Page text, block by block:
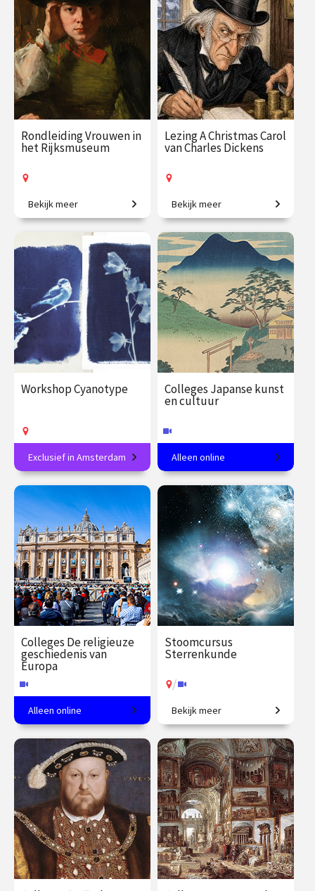
€ 195.00
vanaf 22
sep.
/ Op locatie of online
€ 35.00
vanaf 30
okt.
Online
Rondleiding Vrouwen in
het Rijksmuseum
Van legendarische heldinnen
tot regentessen.
vanaf 19
aug.
Op locatie
Bekijk meer
Lezing A Christmas Carol
van Charles Dickens
Het bekende kerstverhaal
van Charles Dickens.
€ 19.00 / €
23.50
vanaf 12
dec.
Op locatie
Bekijk meer
Workshop Cyanotype
Maak jouw eigen
blauwdrukprints
€ 89.00
vanaf 15
sep.
Op locatie
Exclusief in Amsterdam
Colleges Japanse kunst
en cultuur
In 8 colleges van tempel tot
theeceremonie.
€ 288.00
vanaf 27
jan.
Online
Alleen online
Colleges De religieuze
geschiedenis van
Europa
Een meer dan christelijk
continent.
€ 217.00
vanaf 21
sep.
Online
Alleen online
Stoomcursus
Sterrenkunde
/
Maak een rondreis door het
heelal tot aan de sterren en
daar voorbij.
€ 217.00
vanaf 2
nov.
/ Op locatie of online
Bekijk meer